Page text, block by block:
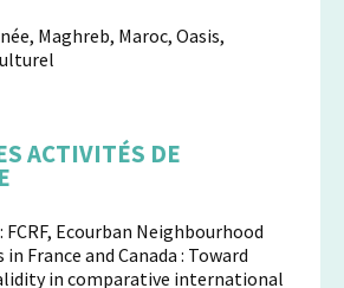
Maghreb, Maroc, Oasis,
ACTIVITÉS DE
FCRF, Ecourban Neighbourhood
France and Canada : Toward
in comparative international